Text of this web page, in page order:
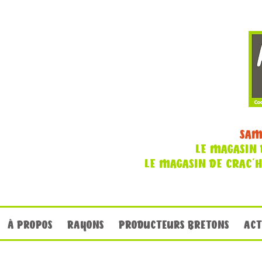
LE MAGASIN
LE MAGASIN DE
À PROPOS RAYONS PRODUCTEURS BRETONS